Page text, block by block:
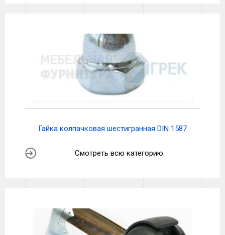
Гайка колпачковая шестигранная DIN 1587
Смотреть всю категорию